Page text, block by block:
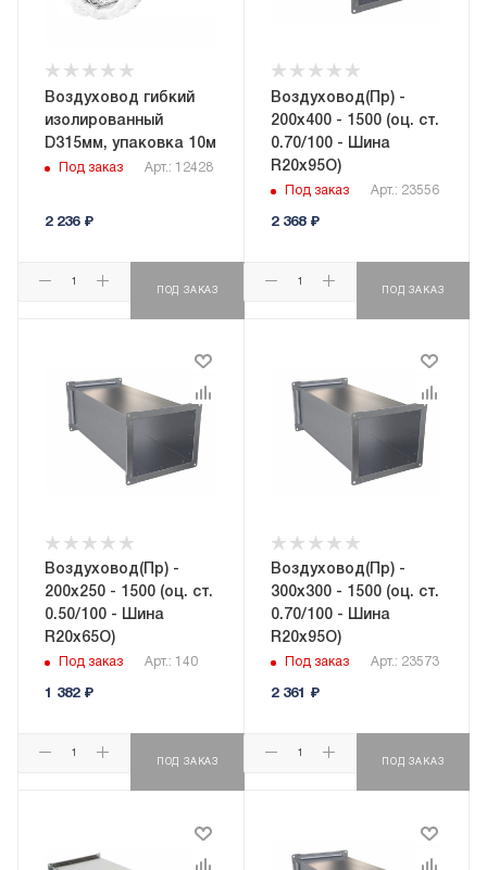
Воздуховод гибкий
изолированный
D315мм, упаковка 10м
Под заказ Арт.: 12428
2 236₽
ПОД ЗАКАЗ
Воздуховод(Пр) -
200x400 - 1500 (оц. ст.
0.70/100 - Шина
R20х95О)
Под заказ Арт.: 23556
2 368₽
ПОД ЗАКАЗ
Воздуховод(Пр) -
200x250 - 1500 (оц. ст.
0.50/100 - Шина
R20х65О)
Под заказ Арт.: 140
1 382₽
ПОД ЗАКАЗ
Воздуховод(Пр) -
300x300 - 1500 (оц. ст.
0.70/100 - Шина
R20х95О)
Под заказ Арт.: 23573
2 361 ₽
ПОД ЗАКАЗ